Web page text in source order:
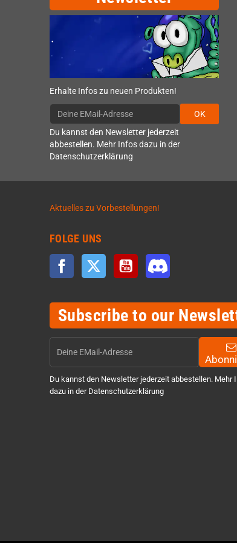
Erhalte Infos zu neuen Produkten!
OK
Du kannst den Newsletter jederzeit
abbestellen. Mehr Infos dazu in der
Datenschutzerklärung
Aktuelles zu Vorbestellungen!
FOLGE UNS
Facebook Twitter YouTube
Subscribe to our
Du kannst den Newsletter jederzeit abbestellen. Mehr
dazu in der Datenschutzerklärung